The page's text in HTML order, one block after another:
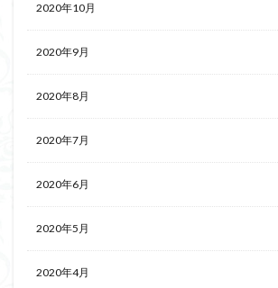
2020年10月
2020年9月
2020年8月
2020年7月
2020年6月
2020年5月
2020年4月